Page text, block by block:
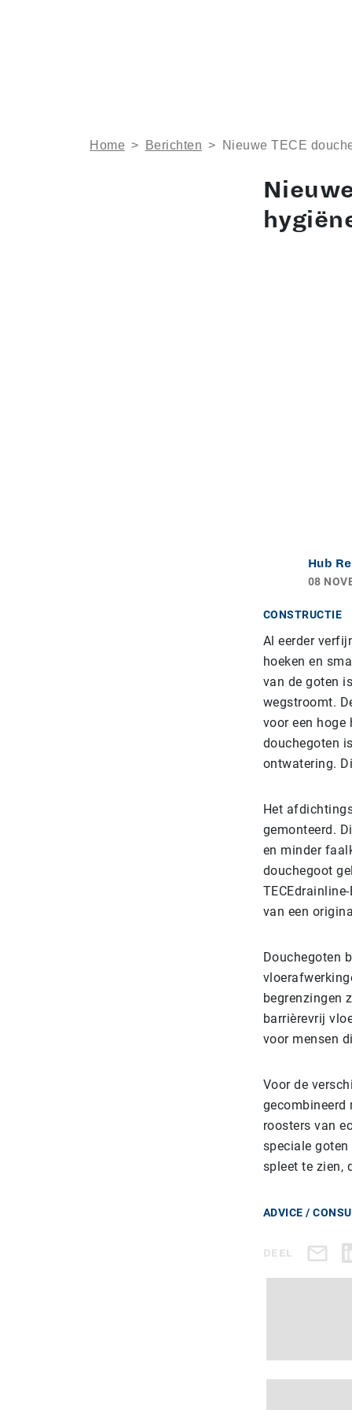
Home > Berichten > Nieuwe TECE
Hub
08
CONSTRUCTIE
Al eerder
hoeken en
van de goten
wegstroomt.
voor een hoge
douchegoten
ontwatering.
Het
gemonteerd.
en minder
douchegoot
van een
Douchegoten
begrenzingen
barrièrevrij
voor mensen
Voor de
gecombineerd
roosters van
speciale
spleet te zien,
ADVICE /
DEEL